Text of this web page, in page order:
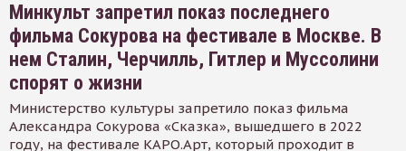
Минкульт запретил показ последнего
фильма Сокурова на фестивале в Москве. В
нем Сталин, Черчилль, Гитлер и Муссолини
спорят о жизни
Министерство культуры запретило показ фильма
Александра Сокурова «Сказка», вышедшего в 2022
году, на фестивале КАРО.Арт, который проходит в